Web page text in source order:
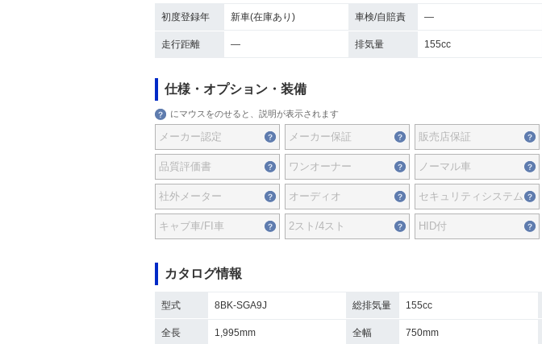
初度登録年 新車(在庫あり) 車検/自賠責 ―
走行距離 ― 排気量 155cc
仕様・オプション・装備
にマウスをのせると、説明が表示されます
メーカー認定 メーカー保証 販売店保証
品質評価書 ワンオーナー ノーマル車
社外メーター オーディオ セキュリティシステム
キャブ車/FI車 2スト/4スト HID付
カタログ情報
型式 8BK-SGA9J 総排気量 155cc
全長 1,995mm 全幅 750mm